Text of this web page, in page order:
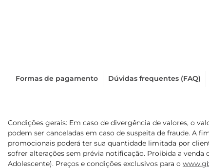
Formas de pagamento Dúvidas frequentes (FAQ)
Condições gerais: Em caso de divergência de valores, o
podem ser canceladas em caso de suspeita de fraude. A
promocionais poderá ter sua quantidade limitada por
sofrer alterações sem prévia notificação. Proibida a venda
Adolescente). Preços e condições exclusivos para o